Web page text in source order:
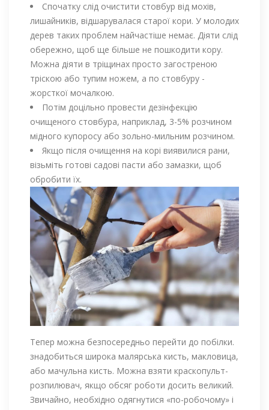
Спочатку слід очистити стовбур від мохів,
лишайників, відшарувалася старої кори. У молодих
дерев таких проблем найчастіше немає. Діяти слід
обережно, щоб ще більше не пошкодити кору.
Можна діяти в тріщинах просто загостреною
тріскою або тупим ножем, а по стовбуру -
жорсткої мочалкою.
Потім доцільно провести дезінфекцію
очищеного стовбура, наприклад, 3-5% розчином
мідного купоросу або зольно-мильним розчином.
Якщо після очищення на корі виявилися рани,
візьміть готові садові пасти або замазки, щоб
обробити їх.
Тепер можна безпосередньо перейти до побілки.
знадобиться широка малярська кисть, макловица,
або мачульна кисть. Можна взяти краскопульт-
розпилювач, якщо обсяг роботи досить великий.
Звичайно, необхідно одягнутися «по-робочому» і